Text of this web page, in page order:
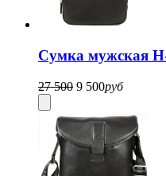
Сумка мужская
27 500 9 500руб